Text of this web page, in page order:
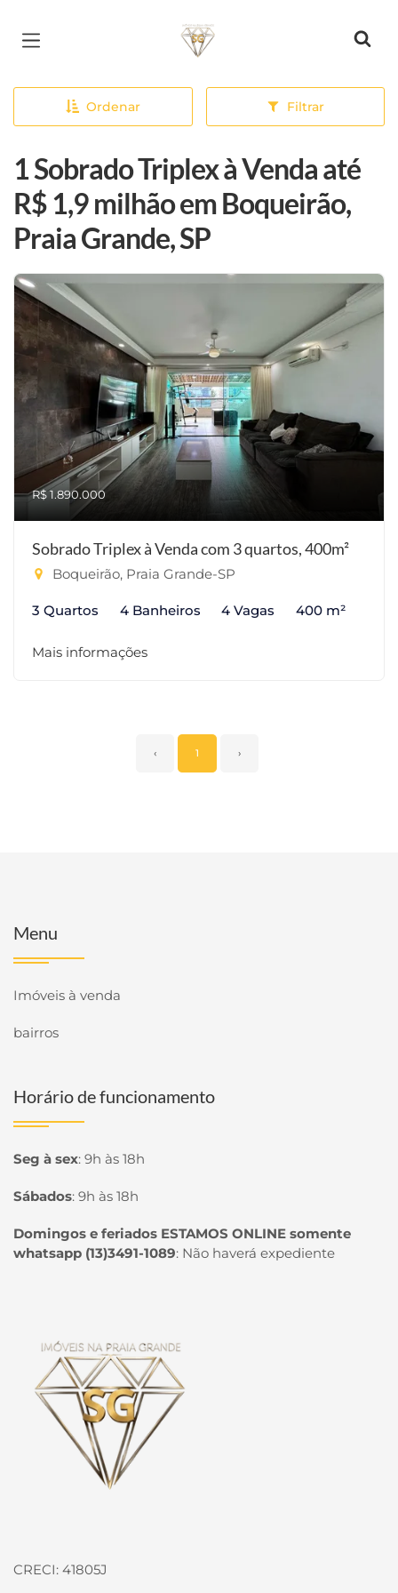
Página inicial
Ordenar Filtrar
1 Sobrado Triplex à Venda até
R$ 1,9 milhão em Boqueirão,
Praia Grande, SP
R$ 1.890.000
Sobrado Triplex à Venda com 3 quartos, 400m²
Boqueirão, Praia Grande-SP
3 Quartos 4 Banheiros 4 Vagas 400 m²
Mais informações
‹ 1 ›
Menu
Imóveis à venda
bairros
Horário de funcionamento
Seg à sex: 9h às 18h
Sábados: 9h às 18h
Domingos e feriados ESTAMOS ONLINE somente
whatsapp (13)3491-1089: Não haverá expediente
CRECI: 41805J